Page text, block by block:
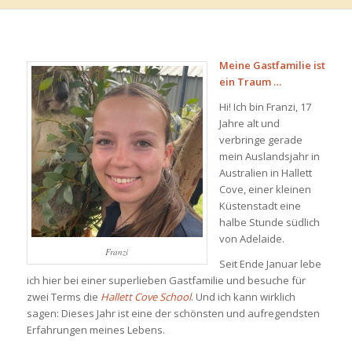
Franzi
Meine Gastfamilie ist
ein Traum …
Hi! Ich bin Franzi, 17
Jahre alt und
verbringe gerade
mein Auslandsjahr in
Australien in Hallett
Cove, einer kleinen
Küstenstadt eine
halbe Stunde südlich
von Adelaide.
Seit Ende Januar lebe
ich hier bei einer superlieben Gastfamilie und besuche für
zwei Terms die Hallett Cove School. Und ich kann wirklich
sagen: Dieses Jahr ist eine der schönsten und aufregendsten
Erfahrungen meines Lebens.